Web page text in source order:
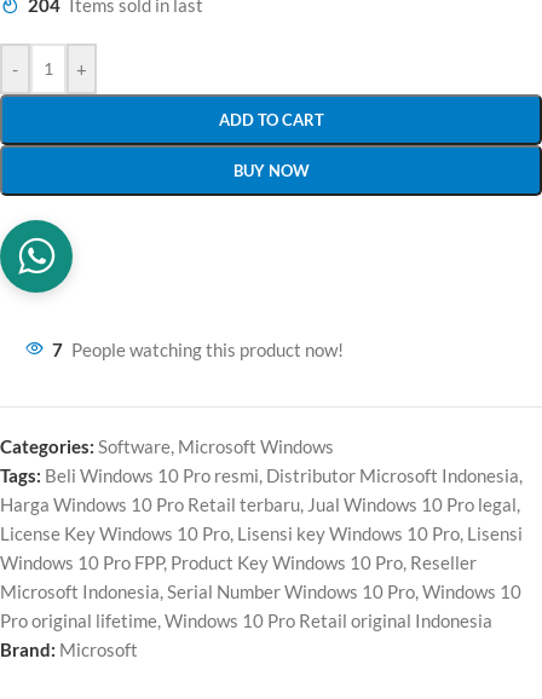
204 Items sold in last
- +
ADD TO CART
BUY NOW
7 People watching this product now!
Categories: Software, Microsoft Windows
Tags: Beli Windows 10 Pro resmi, Distributor Microsoft Indonesia,
Harga Windows 10 Pro Retail terbaru, Jual Windows 10 Pro legal,
License Key Windows 10 Pro, Lisensi key Windows 10 Pro, Lisensi
Windows 10 Pro FPP, Product Key Windows 10 Pro, Reseller
Microsoft Indonesia,Serial Number Windows 10 Pro,Windows 10
Pro original lifetime,Windows 10 Pro Retail original Indonesia
Brand: Microsoft